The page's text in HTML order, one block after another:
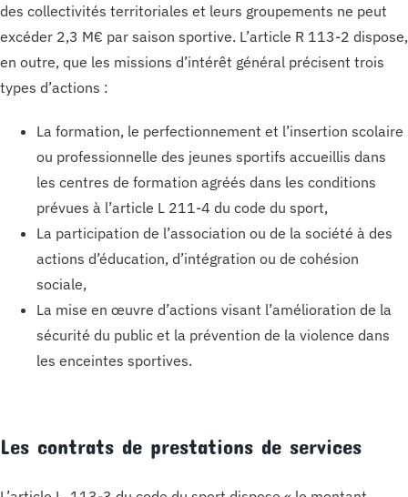
des collectivités territoriales et leurs groupements ne peut
excéder 2,3 M€ par saison sportive. L’article R 113-2 dispose,
en outre, que les missions d’intérêt général précisent trois
types d’actions :
La formation, le perfectionnement et l’insertion scolaire
ou professionnelle des jeunes sportifs accueillis dans
les centres de formation agréés dans les conditions
prévues à l’article L 211-4 du code du sport,
La participation de l’association ou de la société à des
actions d’éducation, d’intégration ou de cohésion
sociale,
La mise en œuvre d’actions visant l’amélioration de la
sécurité du public et la prévention de la violence dans
les enceintes sportives.
Les contrats de prestations de services